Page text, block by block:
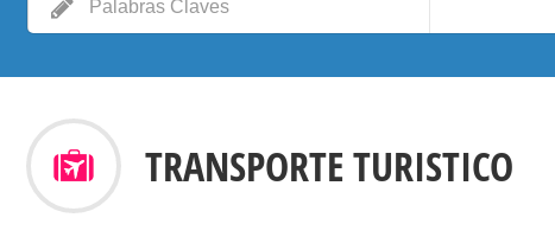
TRANSPORTE TURISTICO